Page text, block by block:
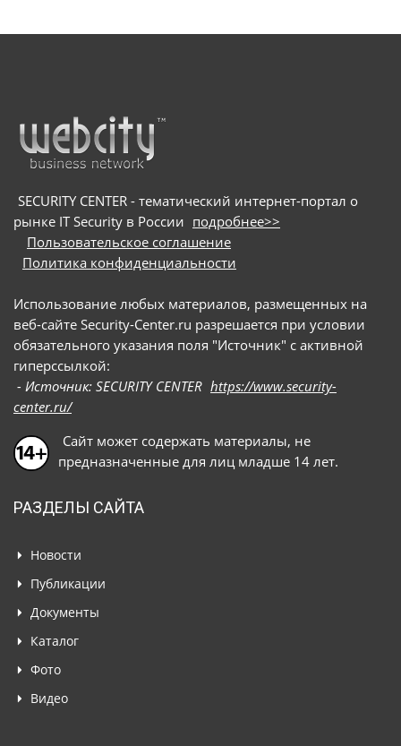
SECURITY CENTER - тематический интернет-портал о
рынке IT Security в России подробнее>>
Пользовательское соглашение
Политика конфиденциальности
Использование любых материалов, размещенных на
веб-сайте Security-Center.ru разрешается при условии
обязательного указания поля "Источник" с активной
гиперссылкой:
- Источник: SECURITY CENTER https://www.security-
center.ru/
Сайт может содержать материалы, не
предназначенные для лиц младше 14 лет.
РАЗДЕЛЫ САЙТА
Новости
Публикации
Документы
Каталог
Фото
Видео